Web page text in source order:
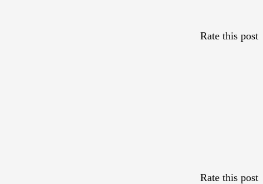
Rate this post
Rate this post